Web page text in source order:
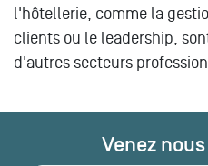
l'hôtellerie, comme la
clients ou le leadership,
d'autres secteurs
Venez